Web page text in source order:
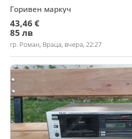
Горивен маркуч
43,46 €
85 лв
гр. Роман, Враца, вчера, 22:27